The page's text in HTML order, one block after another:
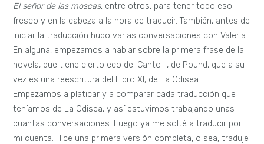
El señor de las moscas, entre otros, para tener todo eso
fresco y en la cabeza a la hora de traducir. También, antes de
iniciar la traducción hubo varias conversaciones con Valeria.
En alguna, empezamos a hablar sobre la primera frase de la
novela, que tiene cierto eco del Canto II, de Pound, que a su
vez es una reescritura del Libro XI, de La Odisea.
Empezamos a platicar y a comparar cada traducción que
teníamos de La Odisea, y así estuvimos trabajando unas
cuantas conversaciones. Luego ya me solté a traducir por
mi cuenta. Hice una primera versión completa, o sea, traduje